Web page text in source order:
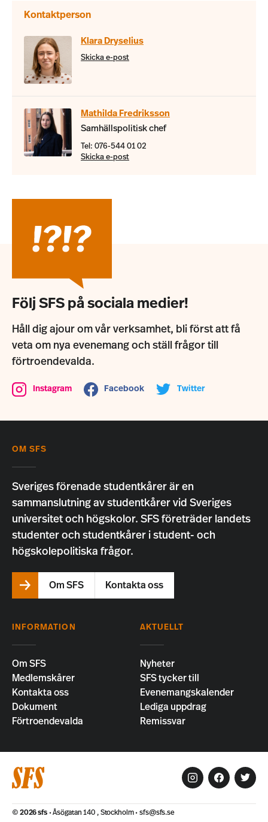
Kontaktperson
Klara Dryselius
Skicka e-post
Mathilda Fredriksson
Samhällspolitisk chef
Tel: 076-544 01 02
Skicka e-post
Följ SFS på sociala medier!
Håll dig ajour om vår verksamhet, bli först att få
veta om nya evenemang och ställ frågor till
förtroendevalda.
Instagram Facebook Twitter
OM SFS
Sveriges förenade studentkårer är en
sammanslutning av studentkårer vid Sveriges
universitet och högskolor. SFS företräder landets
studenter och studentkårer i student- och
högskolepolitiska frågor.
Om SFS Kontakta oss
INFORMATION
Om SFS
Medlemskårer
Kontakta oss
Dokument
Förtroendevalda
AKTUELLT
Nyheter
SFS tycker till
Evenemangskalender
Lediga uppdrag
Remissvar
© 2026sfs Åsögatan 140 , Stockholm sfs@sfs.se